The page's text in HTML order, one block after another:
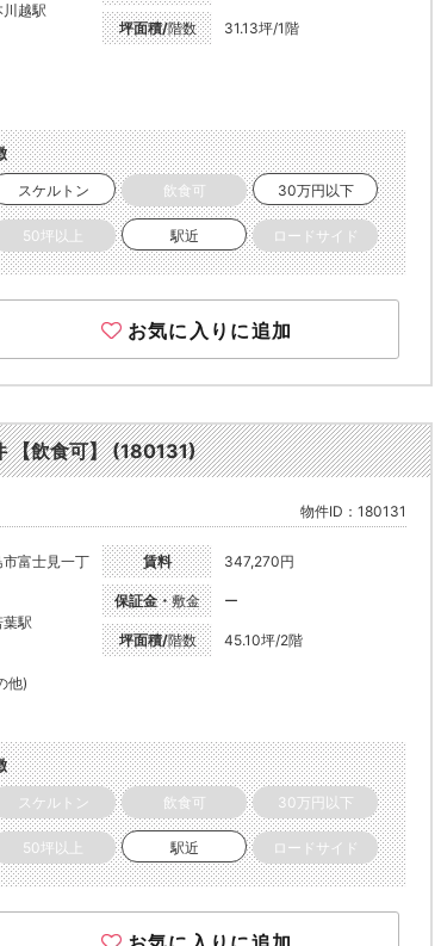
越駅
坪面積/階数 31.13坪/1階
スケルトン 飲食可 30万円以下
50坪以上 駅近 ロードサイド
お気に入りに追加
【飲食可】 (180131)
物件ID：180131
富士見一丁
駅
他)
賃料 347,270円
保証金・敷金 ー
坪面積/階数 45.10坪/2階
スケルトン 飲食可 30万円以下
50坪以上 駅近 ロードサイド